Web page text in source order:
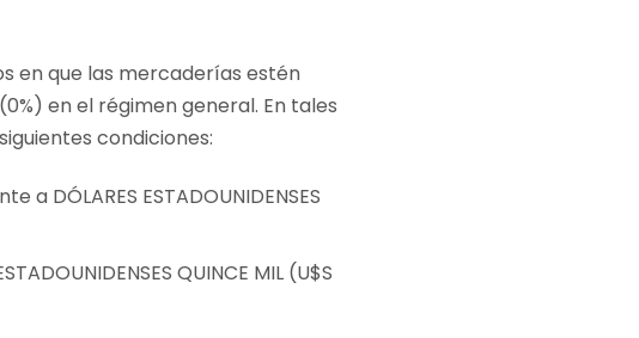
en que las mercaderías estén
en el régimen general. En tales
condiciones:
DÓLARES ESTADOUNIDENSES
QUINCE MIL (U$S